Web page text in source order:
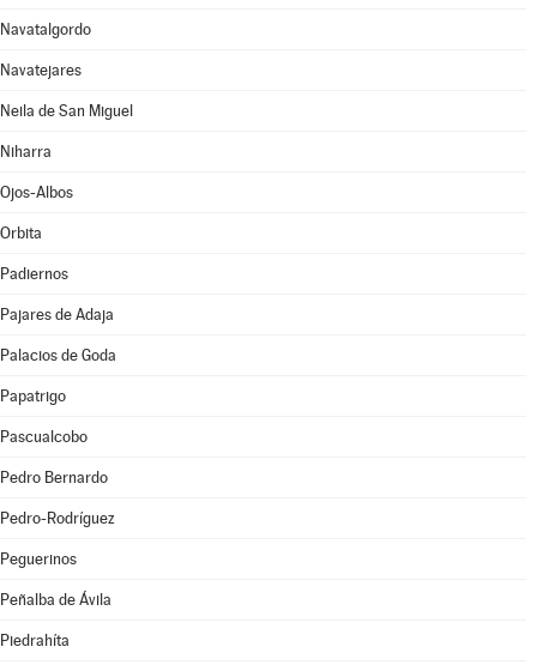
Navatalgordo
Navatejares
Neila de San Miguel
Niharra
Ojos-Albos
Orbita
Padiernos
Pajares de Adaja
Palacios de Goda
Papatrigo
Pascualcobo
Pedro Bernardo
Pedro-Rodríguez
Peguerinos
Peñalba de Ávila
Piedrahíta